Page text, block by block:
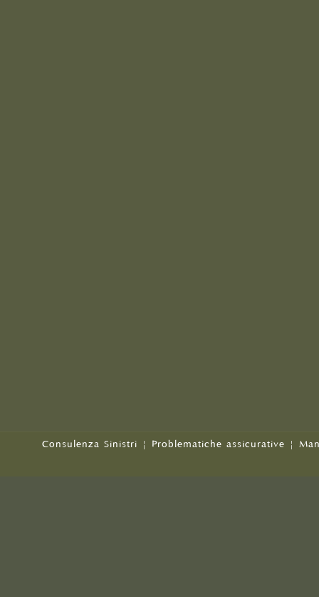
Consulenza Sinistri | Problematiche assicurative |